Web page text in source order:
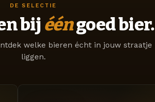
DE SELECTIE
bij ééngoed bier.
welke bieren écht in jouw straatje
liggen.